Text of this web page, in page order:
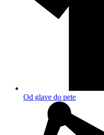
Od glave do pete